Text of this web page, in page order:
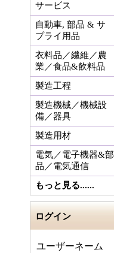
サービス
自動車, 部品 & サ
プライ用品
衣料品／繊維／農
業／食品&飲料品
製造工程
製造機械／機械設
備／器具
製造用材
電気／電子機器&部
品／電気通信
もっと見る......
ログイン
ユーザーネーム